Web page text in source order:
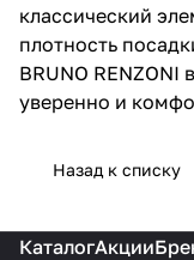
классический
плотность
BRUNO RENZONI
уверенно и
Назад к списку
КаталогАкции